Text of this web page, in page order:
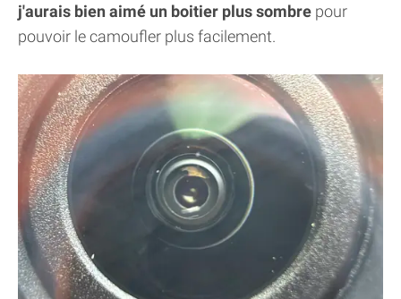
j'aurais bien aimé un boitier plus sombre pour
pouvoir le camoufler plus facilement.